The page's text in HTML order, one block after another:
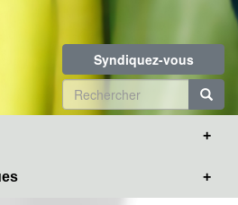
Syndiquez-vous
Formulaire
de